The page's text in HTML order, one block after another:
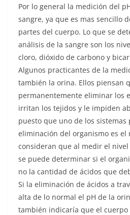
Por lo general la medición del
sangre, ya que es mas sencillo
partes del cuerpo. Lo que se
análisis de la sangre son los
cloro, dióxido de carbono y
Algunos practicantes de la
también la orina. Ellos piensan
permanentemente eliminar los
irritan los tejidos y le impiden
puesto que uno de los sistemas
eliminación del organismo es el
consideran que al medir el
se puede determinar si el
no la cantidad de ácidos que
Si la eliminación de ácidos a
alta de lo normal el pH de la
también indicaría que el